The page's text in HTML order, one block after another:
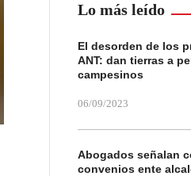
Lo más leído
El desorden de los
ANT: dan tierras a
campesinos
06/09/2023
Abogados señalan
convenios ente